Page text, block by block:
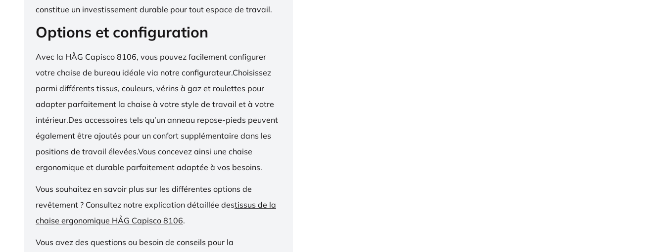
constitue un investissement durable pour tout espace de travail.
Options et configuration
Avec la HÅG Capisco 8106, vous pouvez facilement configurer
votre chaise de bureau idéale via notre configurateur.Choisissez
parmi différents tissus, couleurs, vérins à gaz et roulettes pour
adapter parfaitement la chaise à votre style de travail et à votre
intérieur.Des accessoires tels qu’un anneau repose-pieds peuvent
également être ajoutés pour un confort supplémentaire dans les
positions de travail élevées.Vous concevez ainsi une chaise
ergonomique et durable parfaitement adaptée à vos besoins.
Vous souhaitez en savoir plus sur les différentes options de
revêtement ? Consultez notre explication détaillée destissus de la
chaise ergonomique HÅG Capisco 8106.
Vous avez des questions ou besoin de conseils pour la